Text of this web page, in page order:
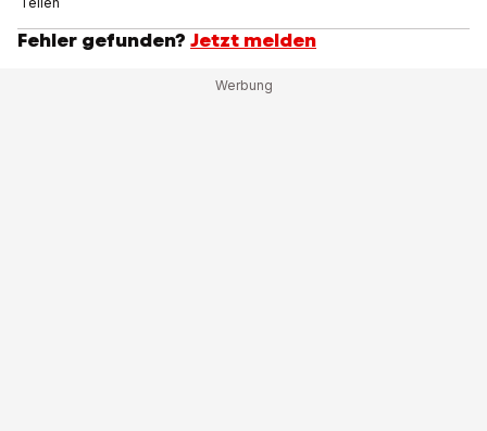
Fehler gefunden? Jetzt melden